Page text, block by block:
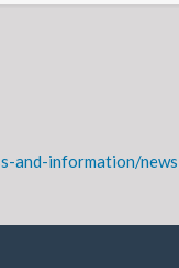
and-information/